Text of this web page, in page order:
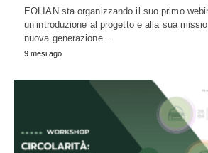
EOLIAN sta organizzando il suo primo
un’introduzione al progetto e alla sua
nuova generazione…
9 mesi ago